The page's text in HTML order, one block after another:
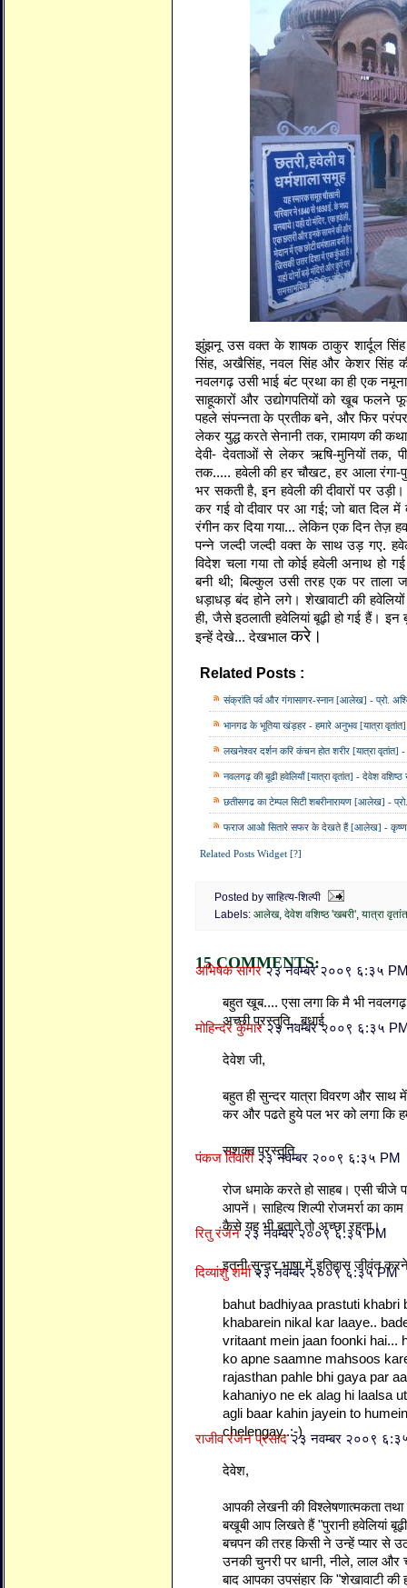
झुंझनू उस वक्त के शाषक ठाकुर शार्दूल सिंह
सिंह, अखैसिंह, नवल सिंह और केशर सिंह
नवलगढ़ उसी भाई बंट प्रथा का ही एक
साहूकारों और उद्योगपतियों को खूब फलने
पहले संपन्नता के प्रतीक बने, और फिर
लेकर युद्ध करते सेनानी तक, रामायण की
देवी- देवताओं से लेकर ऋषि-मुनियों तक,
तक..... हवेली की हर चौखट, हर आला रंगा-
भर सकती है, इन हवेली की दीवारों पर
कर गई वो दीवार पर आ गई; जो बात दिल में
रंगीन कर दिया गया... लेकिन एक दिन तेज़
पन्ने जल्दी जल्दी वक्त के साथ उड़ गए.
विदेश चला गया तो कोई हवेली अनाथ
बनी थी; बिल्कुल उसी तरह एक पर ताला
धड़ाधड़ बंद होने लगे। शेखावाटी की
ही, जैसे इठलाती हवेलियां बूढ़ी हो गई हैं।
इन्हें देखे... देखभालकरे।
Related Posts :
संक्रांति पर्व और गंगासागर-स्नान [आलेख] - प्रो.
भानगढ के भूतिया खंड़हर - हमारे अनुभव [यात्रा
लखनेश्वर दर्शन करि कंचन होत शरीर [यात्रा वृतांत] -
नवलगढ़ की बूढी हवेलियाँ [यात्रा वृतांत] - देवेश वशिष्ठ
छतीसगढ का टेम्पल सिटी शबरीनारायण [आलेख] - प्रो.
फराज आओ सितारे सफर के देखते हैं [आलेख] - कृष्ण
Related Posts Widget [?]
Posted by साहित्य-शिल्पी
Labels: आलेख, देवेश वशिष्ठ 'खबरी', यात्रा वृतांत
15 COMMENTS:
अभिषेक सागर २३ नवम्बर २००९ ६:३५
बहुत खूब.... एसा लगा कि मै भी
अच्छी प्रस्तुति.. बधाई
मोहिन्दर कुमार २३ नवम्बर २००९ ६:३५
देवेश जी,
बहुत ही सुन्दर यात्रा विवरण और
कर और पढते हुये पल भर को लगा कि
सशक्त प्रस्तुति
पंकज तिवारी २३ नवम्बर २००९ ६:३५ PM
रोज धमाके करते हो साहब। एसी चीजे
आपनें। साहित्य शिल्पी रोजमर्रा का
कैसे यह भी बताते तो अच्छा रहता।
रितु रंजन २३ नवम्बर २००९ ६:३५ PM
इतनी सुन्दर भाषा में इतिहास जीवंत
दिव्यांशु शर्मा २३ नवम्बर २००९ ६:३५ PM
bahut badhiyaa prastuti khabri
khabarein nikal kar laaye..
vritaant mein jaan foonki hai...
ko apne saamne mahsoos
rajasthan pahle bhi gaya par
kahaniyo ne ek alag hi laalsa
agli baar kahin jayein to
chelengay..:-)
राजीव रंजन प्रसाद २३ नवम्बर २००९
देवेश,
आपकी लेखनी की विश्लेषणात्मकता तथा
बखूबी आप लिखते हैं "पुरानी हवेलियां
बचपन की तरह किसी ने उन्हें प्यार से
उनकी चुनरी पर धानी, नीले, लाल
बाद आपका उपसंहार कि "शेखावाटी